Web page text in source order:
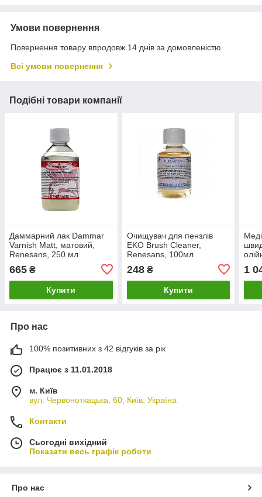
Умови повернення
Повернення товару впродовж 14 днів за домовленістю
Всі умови повернення
Подібні товари компанії
Даммарний лак Dammar
Varnish Matt, матовий,
Renesans, 250 мл
665 ₴
Купити
Очищувач для пензлів
EKO Brush Cleaner,
Renesans, 100мл
248₴
Купити
1
Про нас
100% позитивних з 42 відгуків за рік
Працює з 11.01.2018
м. Київ
вул. Червоноткацька, 60, Київ, Україна
Контакти
Сьогодні вихідний
Показати весь графік роботи
Про нас